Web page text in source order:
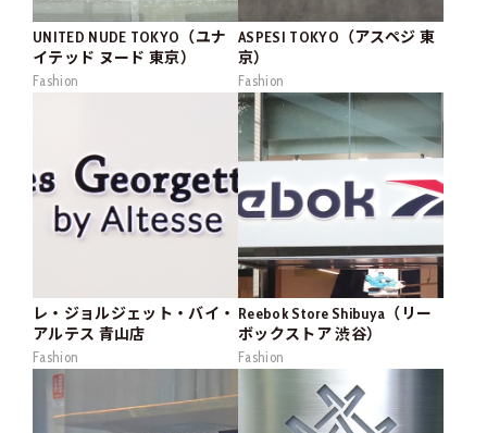
UNITED NUDE TOKYO（ユナ
イテッド ヌード 東京）
Fashion
ASPESI TOKYO（アスペジ 東
京）
Fashion
レ・ジョルジェット・バイ・
アルテス 青山店
Fashion
Reebok Store Shibuya（リー
ボックストア 渋谷）
Fashion